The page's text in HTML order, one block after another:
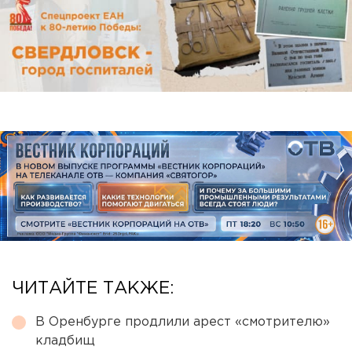
ЧИТАЙТЕ ТАКЖЕ:
В Оренбурге продлили арест «смотрителю»
кладбищ